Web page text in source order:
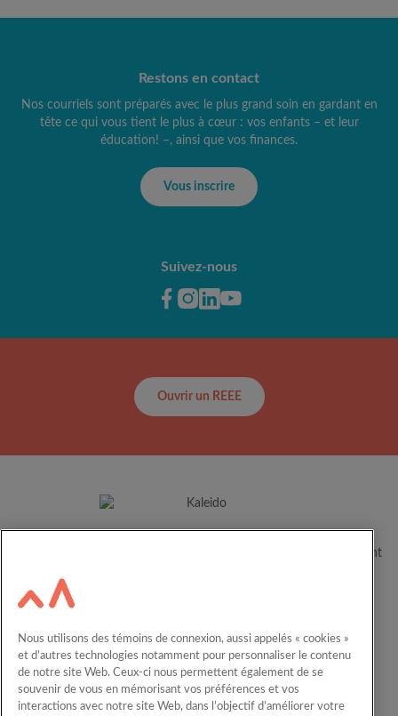
Restons en contact
Nos courriels sont préparés avec le plus grand soin en gardant en
tête ce qui vous tient le plus à cœur : vos enfants – et leur
éducation! –, ainsi que vos finances.
Vous inscrire
Suivez-nous
Ouvrir un REEE
Depuis plus de 60 ans, Kaleido aide les familles canadiennes à
concrétiser le plein potentiel de leurs enfants en les accompagnant
Calculateur
English
Nous joindre
REEE en entreprise
Nous utilisons des témoins de connexion, aussi appelés « cookies »
et d’autres technologies notamment pour personnaliser le contenu
de notre site Web. Ceux-ci nous permettent également de se
souvenir de vous en mémorisant vos préférences et vos
interactions avec notre site Web, dans l’objectif d’améliorer votre